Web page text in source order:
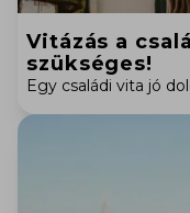
Vitázás a
szükséges!
Egy családi vita jó